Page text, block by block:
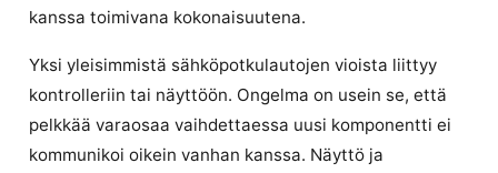
kanssa toimivana kokonaisuutena.
Yksi yleisimmistä sähköpotkulautojen vioista liittyy
kontrolleriin tai näyttöön. Ongelma on usein se, että
pelkkää varaosaa vaihdettaessa uusi komponentti ei
kommunikoi oikein vanhan kanssa. Näyttö ja